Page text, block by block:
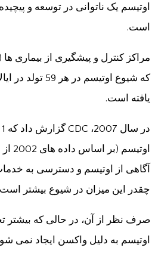
اوتیسم یک ناتوانی در توسعه و
است.
یافته است.
آگاهی از اوتیسم و دسترسی به
چقدر این میزان در شیوع بیشتر
صرف نظر از آن، در حالی که بیشتر
اوتیسم به دلیل واکسن ایجاد نمی